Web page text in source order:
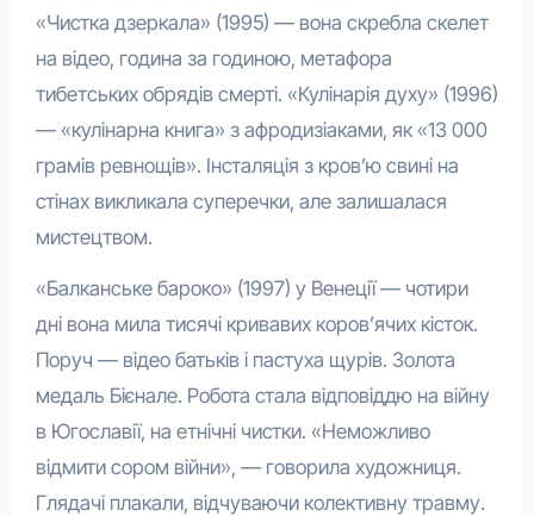
«Чистка дзеркала» (1995) — вона скребла скелет
на відео, година за годиною, метафора
тибетських обрядів смерті. «Кулінарія духу» (1996)
— «кулінарна книга» з афродизіаками, як «13 000
грамів ревнощів». Інсталяція з кров’ю свині на
стінах викликала суперечки, але залишалася
мистецтвом.
«Балканське бароко» (1997) у Венеції — чотири
дні вона мила тисячі кривавих коров’ячих кісток.
Поруч — відео батьків і пастуха щурів. Золота
медаль Бієнале. Робота стала відповіддю на війну
в Югославії, на етнічні чистки. «Неможливо
відмити сором війни», — говорила художниця.
Глядачі плакали, відчуваючи колективну травму.